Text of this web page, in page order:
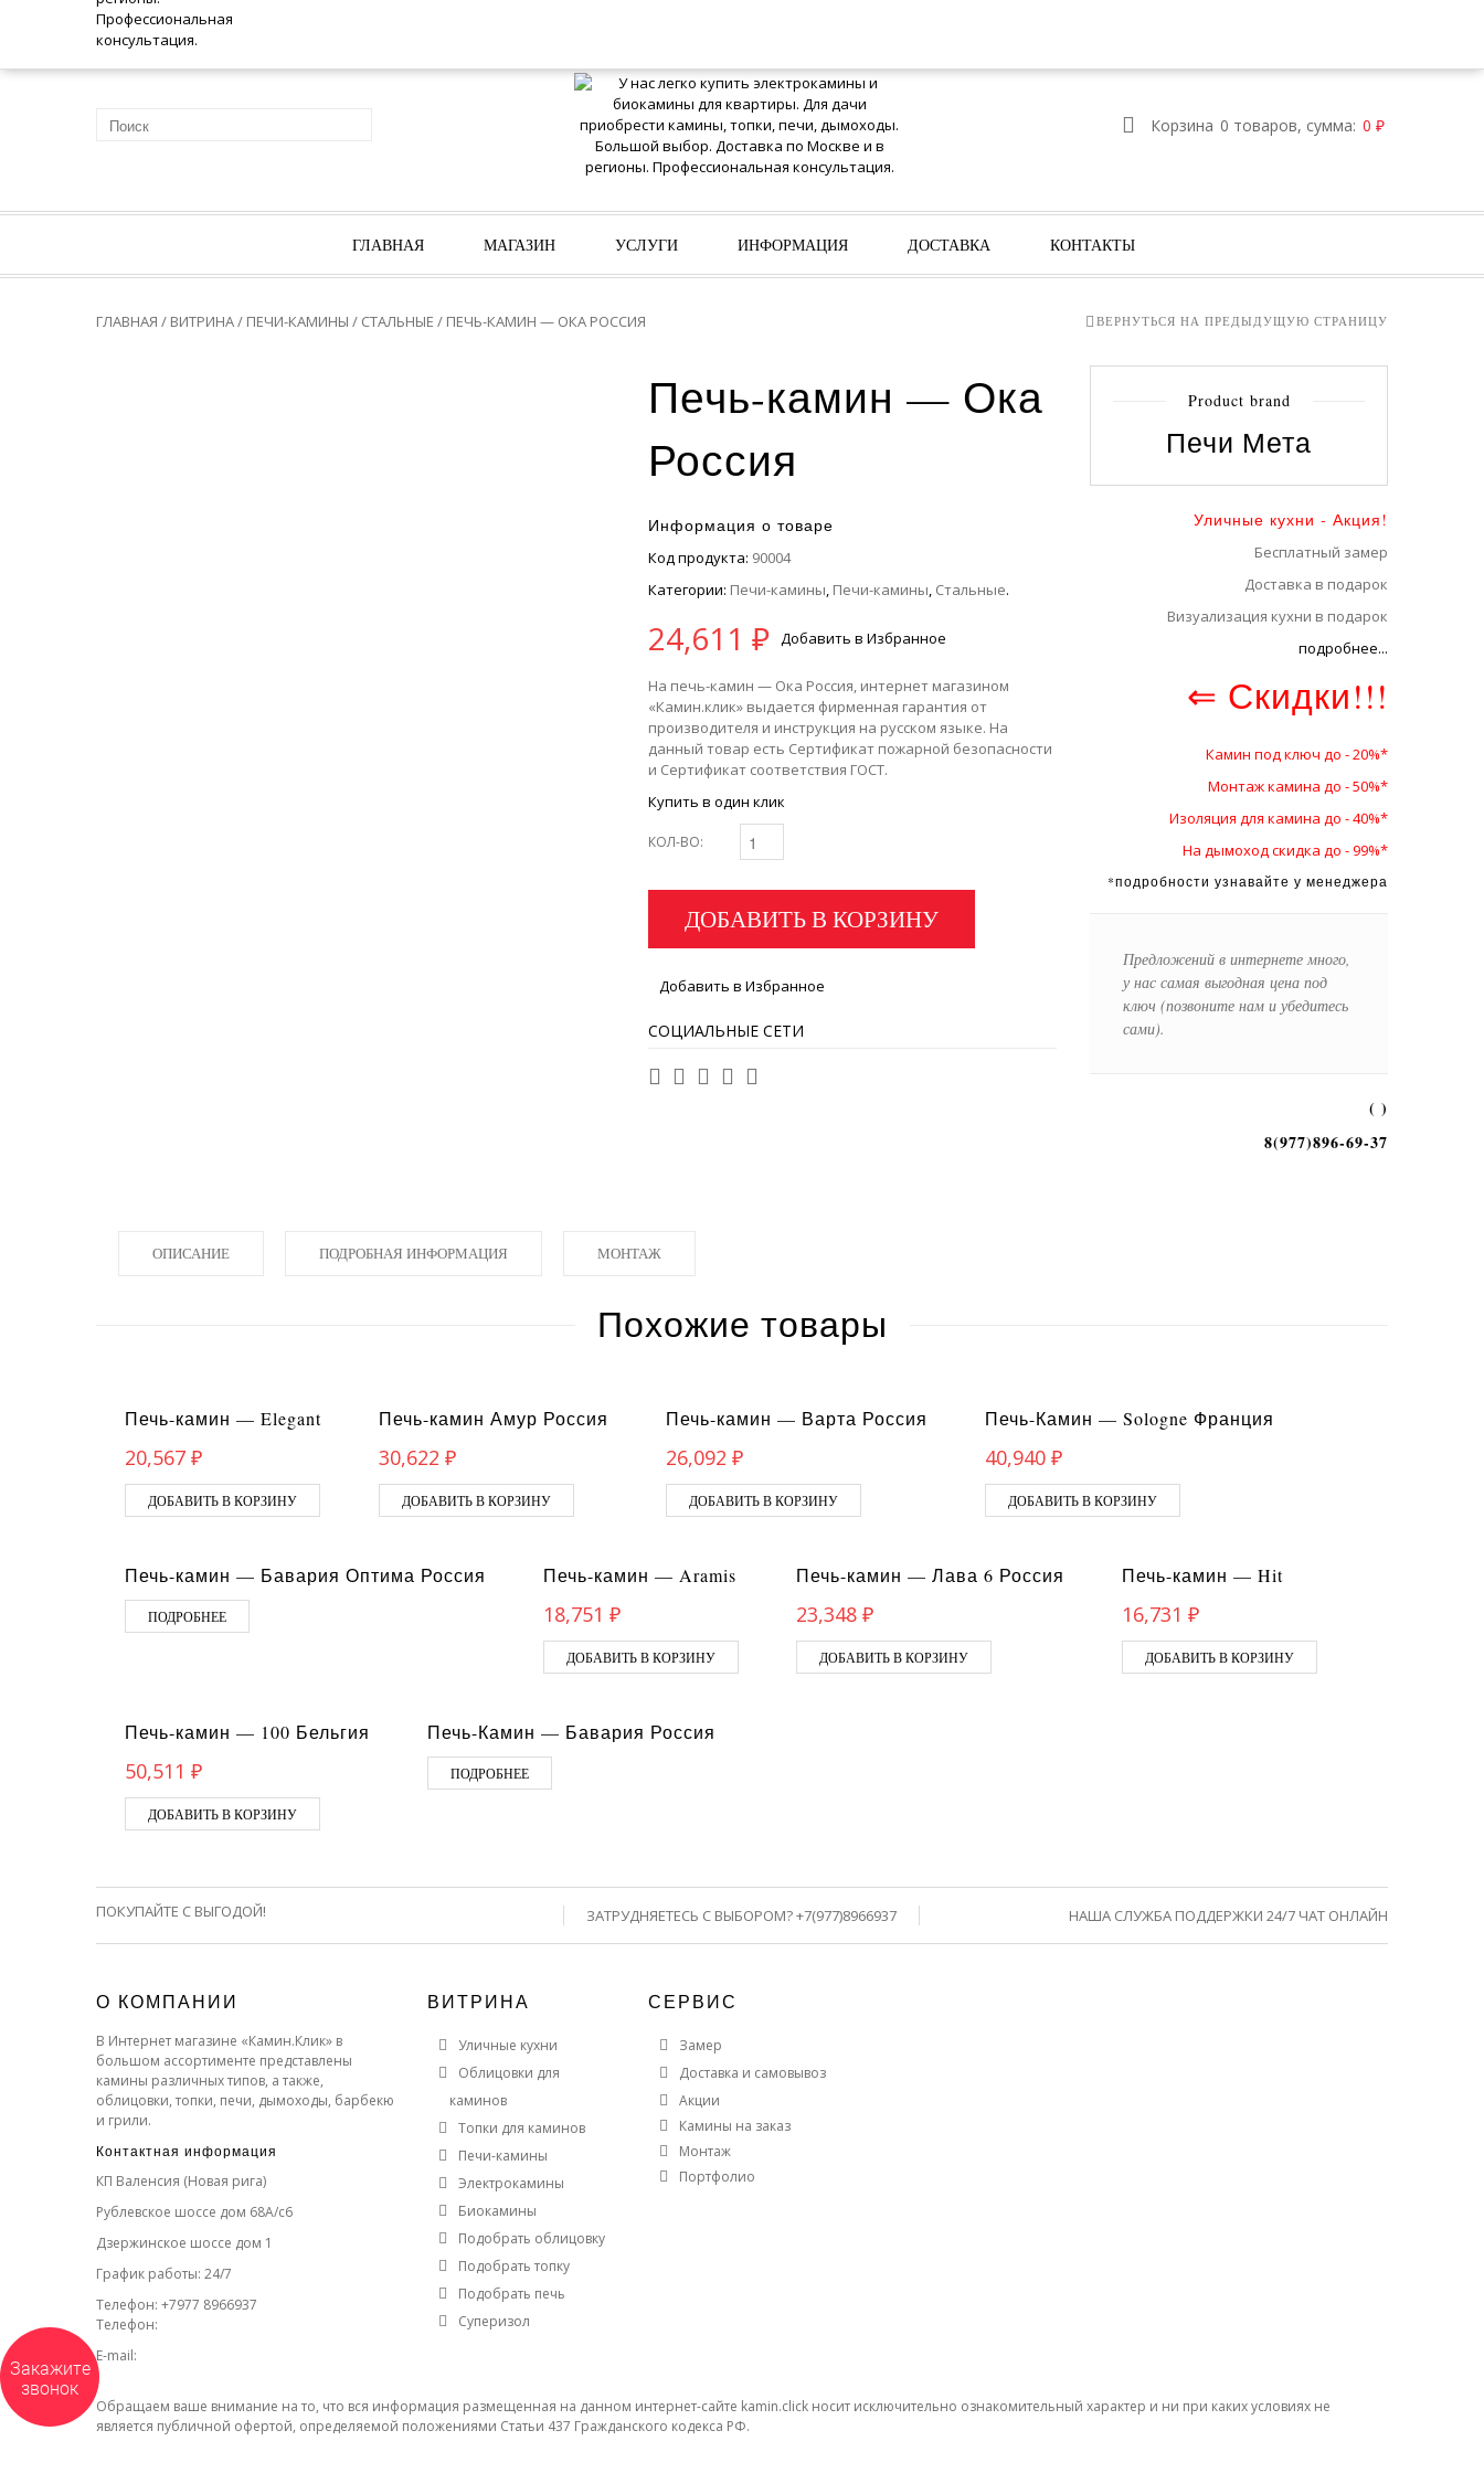
Корзина 0 товаров, сумма: 0 ₽
ГЛАВНАЯ МАГАЗИН УСЛУГИ ИНФОРМАЦИЯ ДОСТАВКА КОНТАКТЫ
ГЛАВНАЯ / ВИТРИНА/ ПЕЧИ-КАМИНЫ / СТАЛЬНЫЕ / ПЕЧЬ-КАМИН — ОКА РОССИЯ ВЕРНУТЬСЯ НА ПРЕДЫДУЩУЮ СТРАНИЦУ
Печь-камин — Ока
Россия
Информация о товаре
Код продукта: 90004
Категории: Печи-камины, Печи-камины, Стальные.
24,611 ₽
На печь-камин — Ока Россия, интернет магазином
«Камин.клик» выдается фирменная гарантия от
производителя и инструкция на русском языке. На
данный товар есть Сертификат пожарной безопасности
и Сертификат соответствия ГОСТ.
Добавить в Избранное
Купить в один клик
КОЛ-ВО:
ДОБАВИТЬ В КОРЗИНУ
Добавить в Избранное
СОЦИАЛЬНЫЕ СЕТИ
Product brand
Печи Мета
Уличные кухни - Акция!
Бесплатный замер
Доставка в подарок
Визуализация кухни в подарок
подробнее...
⇐ Скидки!!!
Камин под ключ до - 20%*
Монтаж камина до - 50%*
Изоляция для камина до - 40%*
На дымоход скидка до - 99%*
*подробности узнавайте у менеджера
Предложений в интернете много,
у нас самая выгодная цена под
ключ (позвоните нам и убедитесь
сами).
( )
8(977)896-69-37
ОПИСАНИЕ ПОДРОБНАЯ ИНФОРМАЦИЯ МОНТАЖ
Похожие товары
Печь-камин — Elegant
20,567 ₽
ДОБАВИТЬ В КОРЗИНУ
Печь-камин Амур Россия
30,622 ₽
ДОБАВИТЬ В КОРЗИНУ
Печь-камин — Варта Россия
26,092 ₽
ДОБАВИТЬ В КОРЗИНУ
Печь-Камин — Sologne Франция
40,940 ₽
ДОБАВИТЬ В КОРЗИНУ
Печь-камин — Бавария Оптима Россия
ПОДРОБНЕЕ
Печь-камин — Aramis
18,751 ₽
ДОБАВИТЬ В КОРЗИНУ
Печь-камин — Лава 6 Россия
23,348 ₽
ДОБАВИТЬ В КОРЗИНУ
Печь-камин — Hit
16,731 ₽
ДОБАВИТЬ В КОРЗИНУ
Печь-камин — 100 Бельгия
50,511 ₽
ДОБАВИТЬ В КОРЗИНУ
Печь-Камин — Бавария Россия
ПОДРОБНЕЕ
ПОКУПАЙТЕ С ВЫГОДОЙ! ЗАТРУДНЯЕТЕСЬ С ВЫБОРОМ? +7(977)8966937 НАША СЛУЖБА ПОДДЕРЖКИ 24/7 ЧАТ ОНЛАЙН
О КОМПАНИИ
В Интернет магазине «Камин.Клик» в
большом ассортименте представлены
камины различных типов, а также,
облицовки, топки, печи, дымоходы, барбекю
и грили.
Контактная информация
КП Валенсия (Новая рига)
Рублевское шоссе дом 68А/с6
Дзержинское шоссе дом 1
График работы: 24/7
Телефон: +7977 8966937
Телефон:
E-mail:
ВИТРИНА
Уличные кухни
Облицовки для
каминов
Топки для каминов
Печи-камины
Электрокамины
Биокамины
Подобрать облицовку
Подобрать топку
Подобрать печь
Суперизол
СЕРВИС
Замер
Доставка и самовывоз
Акции
Камины на заказ
Монтаж
Портфолио
Обращаем ваше внимание на то, что вся информация размещенная на данном интернет-сайте kamin.click носит исключительно ознакомительный характер и ни при каких условиях не
является публичной офертой, определяемой положениями Статьи 437 Гражданского кодекса РФ.
Закажите